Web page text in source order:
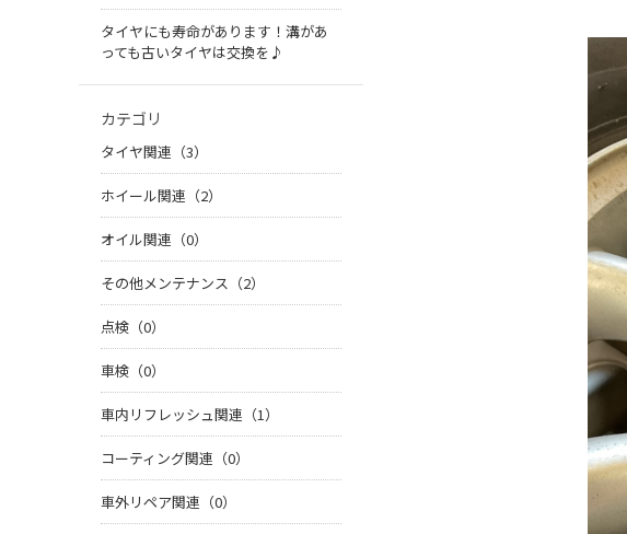
タイヤにも寿命があります！溝があ
っても古いタイヤは交換を♪
カテゴリ
タイヤ関連（3）
ホイール関連（2）
オイル関連（0）
その他メンテナンス（2）
点検（0）
車検（0）
車内リフレッシュ関連（1）
コーティング関連（0）
車外リペア関連（0）